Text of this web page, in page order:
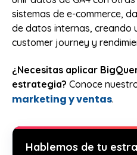
sistemas de e-commerce,
de datos internas, creando
customer journey y
¿Necesitas aplicar
estrategia? Conoce
marketing y ventas.
Hablemos de tu